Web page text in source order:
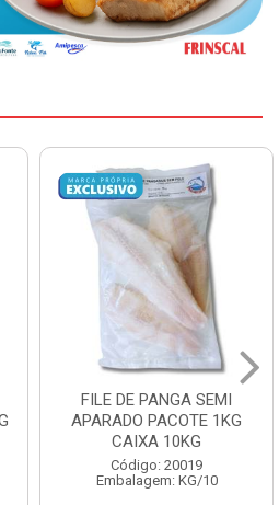
POLACA DESFIADA
PESCAMARES PCT5KG
CX10KG
Código: 20161
Embalagem: KG/10